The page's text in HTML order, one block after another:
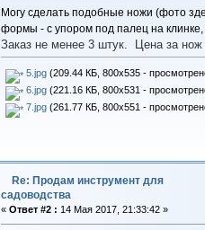
Могу сделать подобные ножи (фото
формы - с упором под палец на
Заказ не менее 3 штук. Цена за
5.jpg(209.44 КБ, 800x535 -
6.jpg(221.16 КБ, 800x531 -
7.jpg(261.77 КБ, 800x551 -
Re: Продам инструмент для
садоводства
« Ответ #2 : 14 Мая 2017, 21:33:42 »